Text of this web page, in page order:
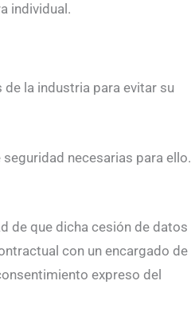
individual.
la industria para evitar su
necesarias para ello.
de que dicha cesión de datos
con un encargado de
expreso del